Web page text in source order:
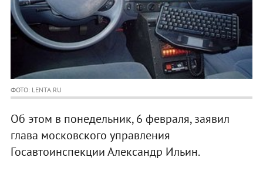
ФОТО: LENTA.RU
Об этом в понедельник, 6 февраля, заявил
глава московского управления
Госавтоинспекции Александр Ильин.